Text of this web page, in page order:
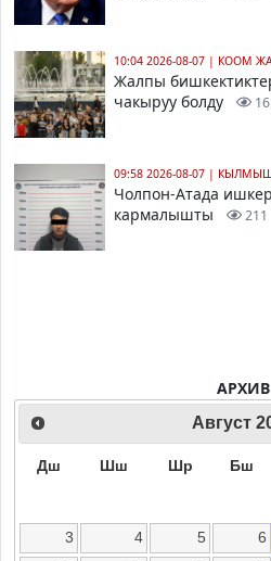
10:04 2026-08-07 | КООМ
Жалпы
чакыруу болду
09:58 2026-08-07 |
Чолпон-Атада
кармалышты
211
АРХИВ
Август
Дш Шш Шр Бш
3
4 5 6